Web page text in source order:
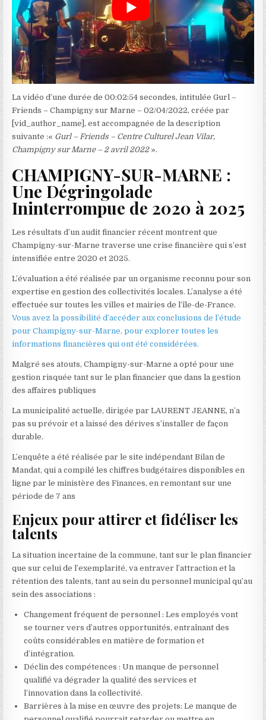
La vidéo d’une durée de 00:02:54 secondes, intitulée Gurl –
Friends – Champigny sur Marne – 02/04/2022, créée par
[vid_author_name], est accompagnée de la description
suivante :« Gurl – Friends – Centre Culturel Jean Vilar,
Champigny sur Marne – 2 avril 2022 ».
CHAMPIGNY-SUR-MARNE :
Une Dégringolade
Ininterrompue de 2020 à 2025
Les résultats d’un audit financier récent montrent que
Champigny-sur-Marne traverse une crise financière qui s’est
intensifiée entre 2020 et 2025.
L’évaluation a été réalisée par un organisme reconnu pour son
expertise en gestion des collectivités locales. L’analyse a été
effectuée sur toutes les villes et mairies de l’île-de-France.
Vous avez la possibilité d’accéder aux conclusions de l’étude
pour Champigny-sur-Marne, pour explorer toutes les
informations financières qui ont été considérées.
Malgré ses atouts, Champigny-sur-Marne a opté pour une
gestion risquée tant sur le plan financier que dans la gestion
des affaires publiques
La municipalité actuelle, dirigée par LAURENT JEANNE, n’a
pas su prévoir et a laissé des dérives s’installer de façon
durable.
L’enquête a été réalisée par le site indépendant Bilan de
Mandat, qui a compilé les chiffres budgétaires disponibles en
ligne par le ministère des Finances, en remontant sur une
période de 7 ans
Enjeux pour attirer et fidéliser les
talents
La situation incertaine de la commune, tant sur le plan financier
que sur celui de l’exemplarité, va entraver l’attraction et la
rétention des talents, tant au sein du personnel municipal qu’au
sein des associations :
Changement fréquent de personnel : Les employés vont
se tourner vers d’autres opportunités, entraînant des
coûts considérables en matière de formation et
d’intégration.
Déclin des compétences : Un manque de personnel
qualifié va dégrader la qualité des services et
l’innovation dans la collectivité.
Barrières à la mise en œuvre des projets: Le manque de